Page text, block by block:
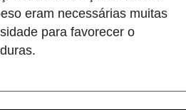
eram necessárias muitas
para favorecer o